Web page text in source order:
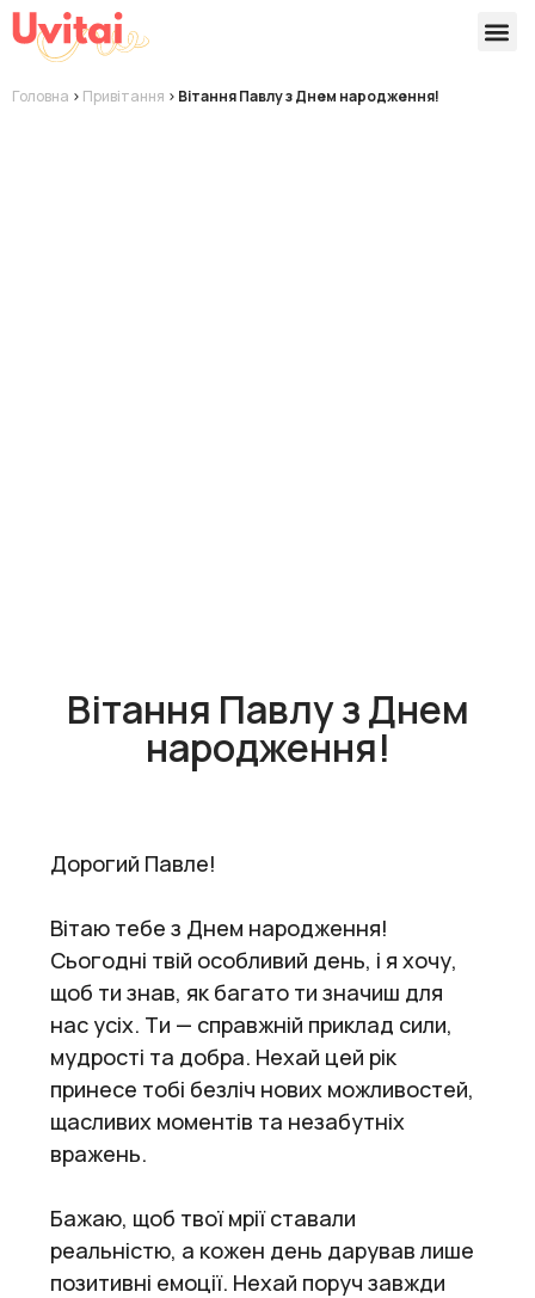
Головна > Привітання > Вітання Павлу з Днем народження!
Вітання Павлу з Днем
народження!
Дорогий Павле!
Вітаю тебе з Днем народження!
Сьогодні твій особливий день, і я хочу,
щоб ти знав, як багато ти значиш для
нас усіх. Ти — справжній приклад сили,
мудрості та добра. Нехай цей рік
принесе тобі безліч нових можливостей,
щасливих моментів та незабутніх
вражень.
Бажаю, щоб твої мрії ставали
реальністю, а кожен день дарував лише
позитивні емоції. Нехай поруч завжди